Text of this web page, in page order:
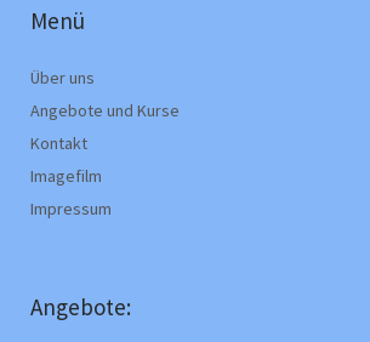
Menü
Über uns
Angebote und Kurse
Kontakt
Imagefilm
Impressum
Angebote: